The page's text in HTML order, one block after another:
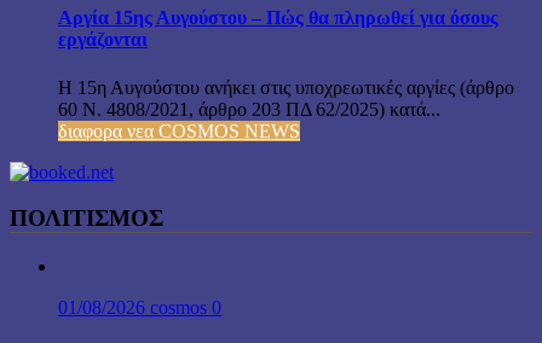
Αργία 15ης Αυγούστου – Πώς θα πληρωθεί για όσους
εργάζονται
Η 15η Αυγούστου ανήκει στις υποχρεωτικές αργίες (άρθρο
60 Ν. 4808/2021, άρθρο 203 ΠΔ 62/2025) κατά...
διαφορα νεα COSMOS NEWS
ΠΟΛΙΤΙΣΜΟΣ
01/08/2026 cosmos 0